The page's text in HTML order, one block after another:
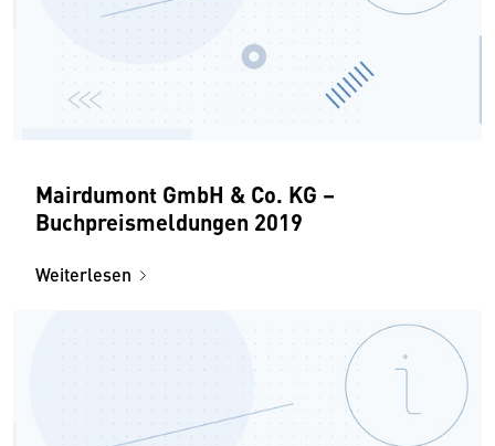
Mairdumont GmbH & Co. KG –
Buchpreismeldungen 2019
Weiterlesen